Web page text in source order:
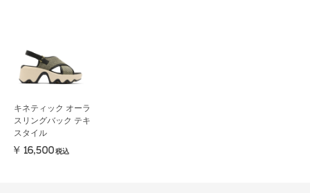
キネティック オーラ
スリングバック テキ
スタイル
￥16,500 税込